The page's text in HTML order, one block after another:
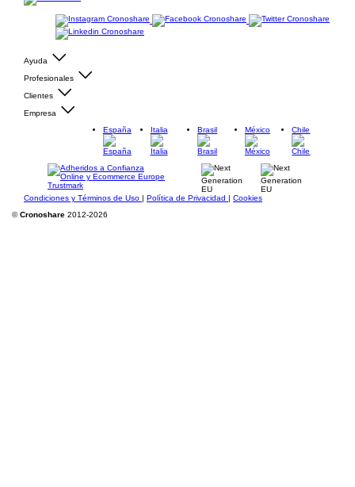
Ayuda
Profesionales
Clientes
Empresa
España
Italia Brasil México Chile
Condiciones y Términos de Uso | Política de Privacidad | Cookies
©Cronoshare 2012-2026